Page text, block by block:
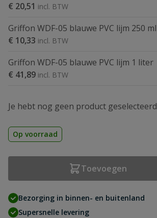
€ 20,51
Griffon WDF-05 blauwe PVC lijm 250 ml
€ 10,33
Griffon WDF-05 blauwe PVC lijm 1 liter
€ 41,89
Je hebt nog geen product geselecteerd
Op voorraad
Toevoegen
Bezorging in binnen- en buitenland
Supersnelle levering